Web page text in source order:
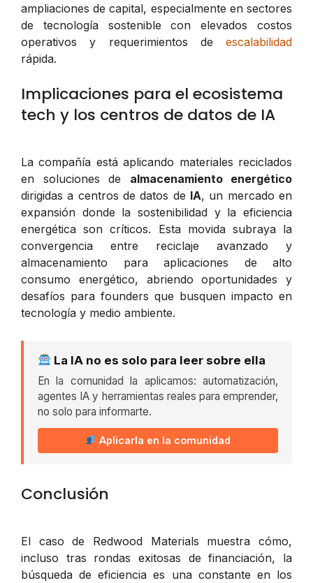
ampliaciones de capital, especialmente en sectores
de tecnología sostenible con elevados costos
operativos y requerimientos de escalabilidad
rápida.
Implicaciones para el ecosistema
tech y los centros de datos de IA
La compañía está aplicando materiales reciclados
en soluciones de almacenamiento energético
dirigidas a centros de datos de IA, un mercado en
expansión donde la sostenibilidad y la eficiencia
energética son críticos. Esta movida subraya la
convergencia entre reciclaje avanzado y
almacenamiento para aplicaciones de alto
consumo energético, abriendo oportunidades y
desafíos para founders que busquen impacto en
tecnología y medio ambiente.
La IA no es solo para leer sobre ella
En la comunidad la aplicamos: automatización,
agentes IA y herramientas reales para emprender,
no solo para informarte.
Aplicarla en la comunidad
Conclusión
El caso de Redwood Materials muestra cómo,
incluso tras rondas exitosas de financiación, la
búsqueda de eficiencia es una constante en los